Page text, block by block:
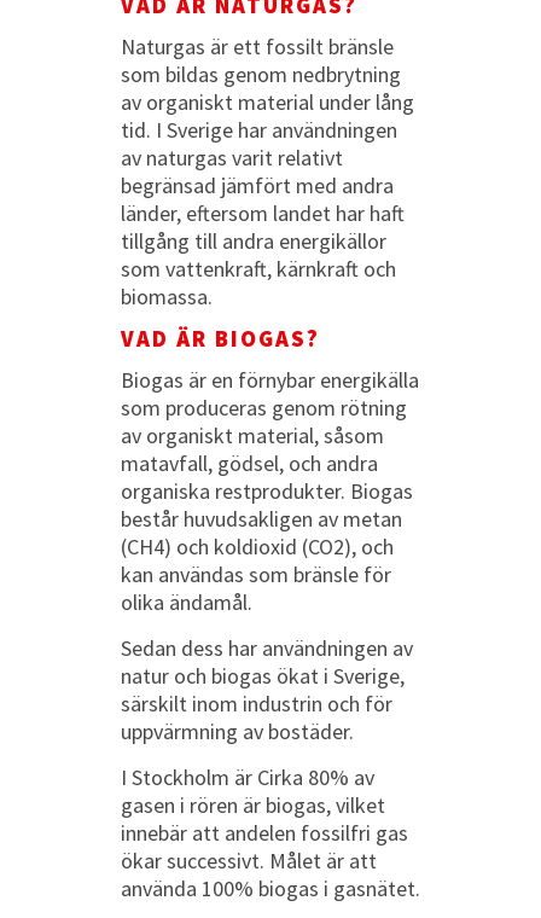
Naturgas är ett fossilt bränsle
som bildas genom nedbrytning
av organiskt material under lång
tid. I Sverige har användningen
av naturgas varit relativt
begränsad jämfört med andra
länder, eftersom landet har haft
tillgång till andra energikällor
som vattenkraft, kärnkraft och
biomassa.
VAD ÄR BIOGAS?
Biogas är en förnybar energikälla
som produceras genom rötning
av organiskt material, såsom
matavfall, gödsel, och andra
organiska restprodukter. Biogas
består huvudsakligen av metan
(CH4) och koldioxid (CO2), och
kan användas som bränsle för
olika ändamål.
Sedan dess har användningen av
natur och biogas ökat i Sverige,
särskilt inom industrin och för
uppvärmning av bostäder.
I Stockholm är Cirka 80% av
gasen i rören är biogas, vilket
innebär att andelen fossilfri gas
ökar successivt. Målet är att
använda 100% biogas i gasnätet.